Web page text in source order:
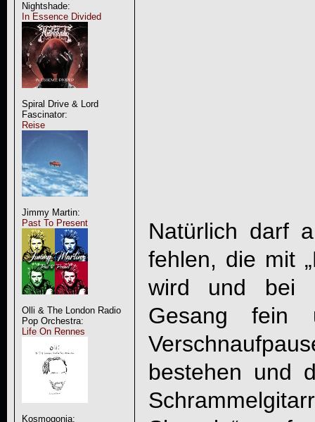
Nightshade:
In Essence Divided
Spiral Drive & Lord
Fascinator:
Reise
Jimmy Martin:
Past To Present
Olli & The London Radio
Pop Orchestra:
Life On Rennes
Kosmogonia:
Natürlich darf
fehlen, die mit
wird und bei
Gesang fein
bestehen und